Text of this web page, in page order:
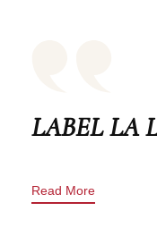
LABEL LA
Read More